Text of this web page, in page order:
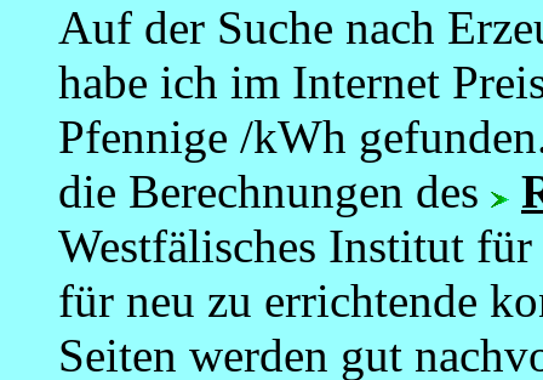
Auf der Suche nach
habe ich im Internet
Pfennige /kWh
die Berechnungen des
Westfälisches Institut
für neu zu errichtende
Seiten werden gut